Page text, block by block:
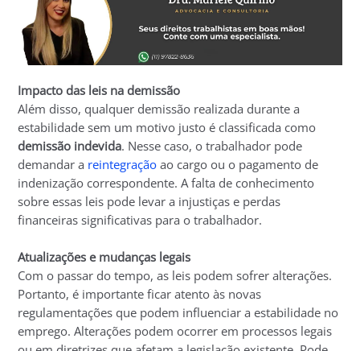
Impacto das leis na demissão
Além disso, qualquer demissão realizada durante a
estabilidade sem um motivo justo é classificada como
demissão indevida. Nesse caso, o trabalhador pode
demandar a reintegração ao cargo ou o pagamento de
indenização correspondente. A falta de conhecimento
sobre essas leis pode levar a injustiças e perdas
financeiras significativas para o trabalhador.
Atualizações e mudanças legais
Com o passar do tempo, as leis podem sofrer alterações.
Portanto, é importante ficar atento às novas
regulamentações que podem influenciar a estabilidade no
emprego. Alterações podem ocorrer em processos legais